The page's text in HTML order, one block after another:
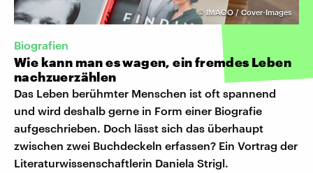
© IMAGO / Cover-Images
Biografien
Wie kann man es wagen, ein fremdes Leben
nachzuerzählen
Das Leben berühmter Menschen ist oft spannend
und wird deshalb gerne in Form einer Biografie
aufgeschrieben. Doch lässt sich das überhaupt
zwischen zwei Buchdeckeln erfassen? Ein Vortrag der
Literaturwissenschaftlerin Daniela Strigl.